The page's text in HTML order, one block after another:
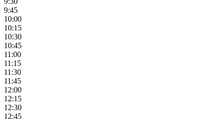
9:45
10:00
10:15
10:30
10:45
11:00
11:15
11:30
11:45
12:00
12:15
12:30
12:45